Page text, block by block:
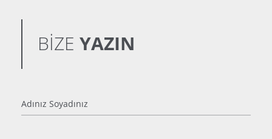
BİZE YAZIN